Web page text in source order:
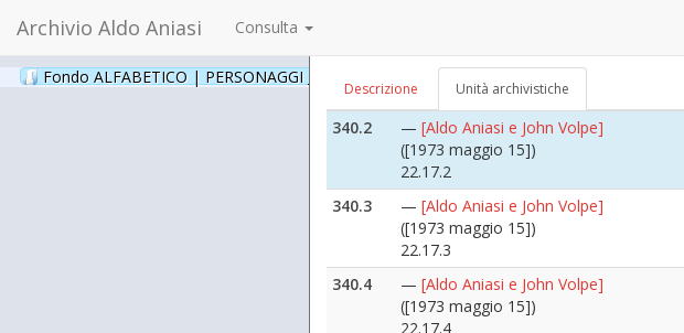
Archivio Aldo Aniasi Consulta
Fondo ALFABETICO | PERSONAGGI _ Archivio Fotografico
Descrizione Unità archivistiche
([1969 ottobre 5])
22.17.1
340.2
— [Aldo Aniasi e John Volpe]
([1973 maggio 15])
22.17.2
340.3
— [Aldo Aniasi e John Volpe]
([1973 maggio 15])
22.17.3
340.4
— [Aldo Aniasi e John Volpe]
([1973 maggio 15])
22.17.4